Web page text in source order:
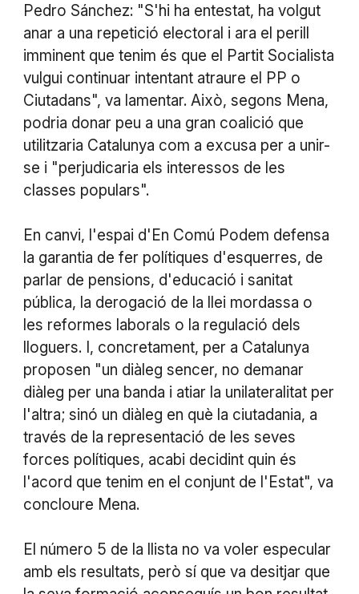
Pedro Sánchez: "S'hi ha entestat, ha volgut
anar a una repetició electoral i ara el perill
imminent que tenim és que el Partit Socialista
vulgui continuar intentant atraure el PP o
Ciutadans", va lamentar. Això, segons Mena,
podria donar peu a una gran coalició que
utilitzaria Catalunya com a excusa per a unir-
se i "perjudicaria els interessos de les
classes populars".
En canvi, l'espai d'En Comú Podem defensa
la garantia de fer polítiques d'esquerres, de
parlar de pensions, d'educació i sanitat
pública, la derogació de la llei mordassa o
les reformes laborals o la regulació dels
lloguers. I, concretament, per a Catalunya
proposen "un diàleg sencer, no demanar
diàleg per una banda i atiar la unilateralitat per
l'altra; sinó un diàleg en què la ciutadania, a
través de la representació de les seves
forces polítiques, acabi decidint quin és
l'acord que tenim en el conjunt de l'Estat", va
concloure Mena.
El número 5 de la llista no va voler especular
amb els resultats, però sí que va desitjar que